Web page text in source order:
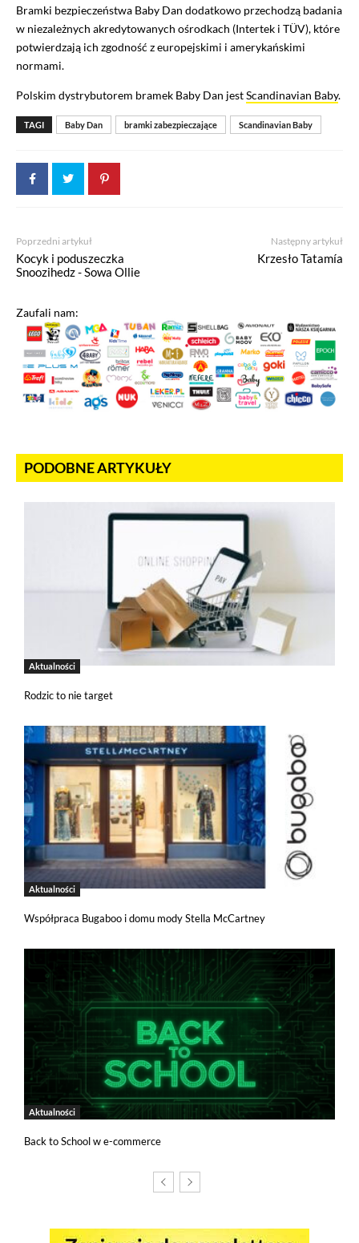
Bramki bezpieczeństwa Baby Dan dodatkowo przechodzą badania
w niezależnych akredytowanych ośrodkach (Intertek i TÜV), które
potwierdzają ich zgodność z europejskimi i amerykańskimi
normami.
Polskim dystrybutorem bramek Baby Dan jestScandinavian Baby.
TAGI Baby Dan bramki zabezpieczające Scandinavian Baby
Poprzedni artykuł
Kocyk i poduszeczka
Snoozihedz - Sowa Ollie
Następny artykuł
Krzesło Tatamía
Zaufali nam:
PODOBNE ARTYKUŁY
Aktualności
Rodzic to nie target
Aktualności
Współpraca Bugaboo i domu mody Stella McCartney
Aktualności
Back to School w e-commerce